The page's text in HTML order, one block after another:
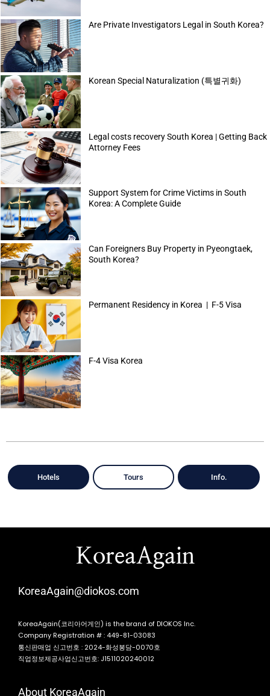
Are Private Investigators Legal in South Korea?
Korean Special Naturalization (특별귀화)
Legal costs recovery South Korea | Getting Back
Attorney Fees
Support System for Crime Victims in South
Korea: A Complete Guide
Can Foreigners Buy Property in Pyeongtaek,
South Korea?
Permanent Residency in Korea | F-5 Visa
F-4 Visa Korea
Hotels Tours Info.
KoreaAgain
KoreaAgain@diokos.com
KoreaAgain(코리아어게인) is the brand of DIOKOS Inc.
Company Registration # : 449-81-03083
통신판매업 신고번호 : 2024-화성봉담-0070호
직업정보제공사업신고번호: J1511020240012
About KoreaAgain